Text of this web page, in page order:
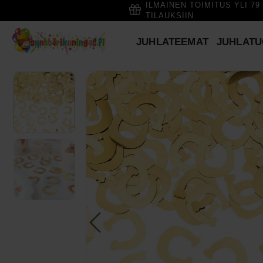
ILMAINEN TOIMITUS YLI 79
TILAUKSIIN
JUHLATEEMAT